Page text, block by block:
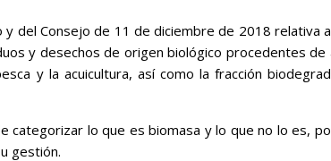
del Consejo de 11 de diciembre de 2018
y desechos de origen biológico procedentes
y la acuicultura, así como la fracción
categorizar lo que es biomasa y lo que no lo es,
gestión.